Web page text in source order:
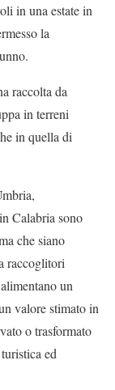
in una estate in
la
raccolta da
in terreni
in quella di
Calabria sono
che siano
raccoglitori
un
valore stimato in
o trasformato
ed